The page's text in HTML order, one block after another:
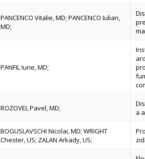
PANCENCO Vitalie, MD; PANCENCO Iulian,
MD;
PANFIL Iurie, MD;
ROZOVEL Pavel, MD;
a
BOGUSLAVSCHI Nicolai, MD; WRIGHT
Chester, US; ZALAN Arkady, US;